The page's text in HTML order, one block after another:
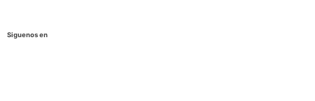
Siguenos en